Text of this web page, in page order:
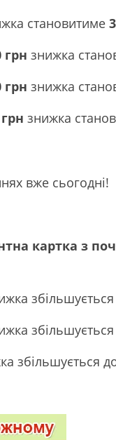
становитиме
грн знижка
грн знижка
знижка
вже сьогодні!
картка з
збільшується